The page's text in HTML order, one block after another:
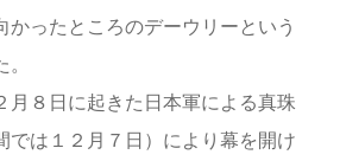
かったところのデーウリーという
８日に起きた日本軍による真珠
では１２月７日）により幕を開け